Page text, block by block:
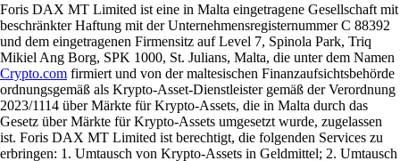
Foris DAX MT Limited ist eine in Malta eingetragene Gesellschaft mit
beschränkter Haftung mit der Unternehmensregisternummer C 88392
und dem eingetragenen Firmensitz auf Level 7, Spinola Park, Triq
Mikiel Ang Borg, SPK 1000, St. Julians, Malta, die unter dem Namen
Crypto.com firmiert und von der maltesischen Finanzaufsichtsbehörde
ordnungsgemäß als Krypto-Asset-Dienstleister gemäß der Verordnung
2023/1114 über Märkte für Krypto-Assets, die in Malta durch das
Gesetz über Märkte für Krypto-Assets umgesetzt wurde, zugelassen
ist. Foris DAX MT Limited ist berechtigt, die folgenden Services zu
erbringen: 1. Umtausch von Krypto-Assets in Geldmittel; 2. Umtausch